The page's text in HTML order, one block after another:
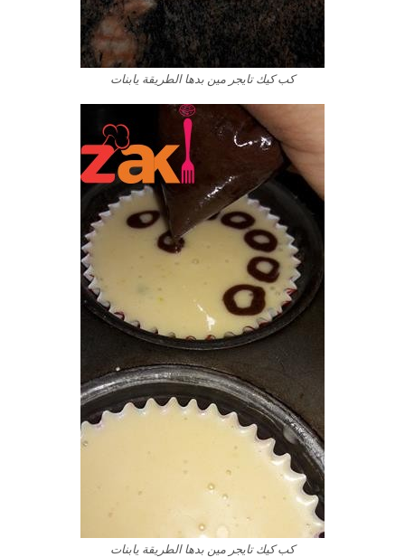
كب كيك تايجر مين بدها الطريقة يابنات
كب كيك تايجر مين بدها الطريقة يابنات